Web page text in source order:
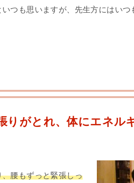
つも思いますが、先生方にはい
りがとれ、体にエネル
腰もずっと緊張しっ